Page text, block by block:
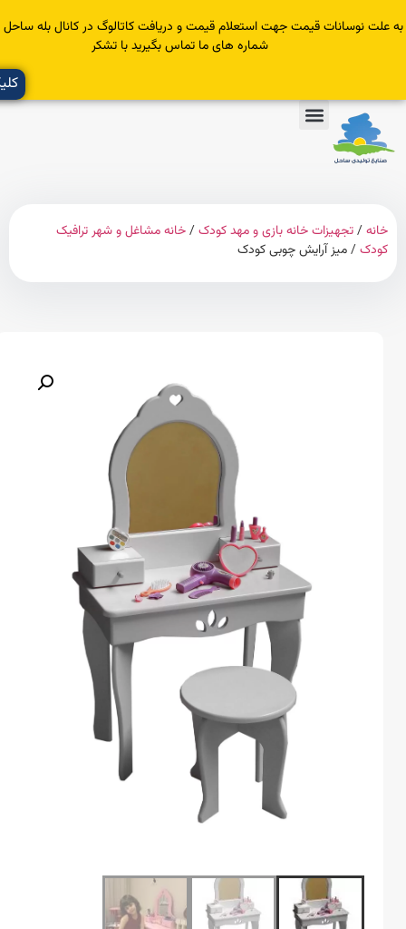
قیمت جهت استعلام قیمت و دریافت کاتالوگ در کانال بله ساحل عضو یا با
شماره های ما تماس بگیرید با تشکر
کلیک کنید
تجهیزات خانه بازی و مهد کودک/خانه مشاغل و شهر ترافیک
/ میز آرایش چوبی کودک